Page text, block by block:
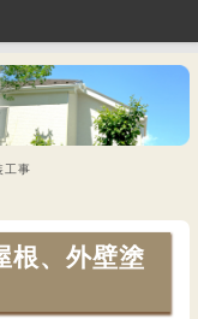
なら｜藤美建装へお任
工事
、外壁塗